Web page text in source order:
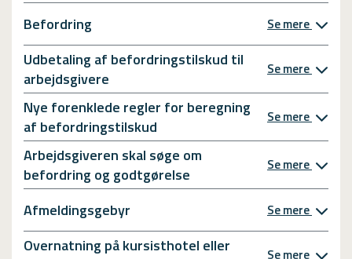
Befordring Se mere
Udbetaling af befordringstilskud til
arbejdsgivere
Se mere
Nye forenklede regler for beregning
af befordringstilskud
Se mere
Arbejdsgiveren skal søge om
befordring og godtgørelse
Se mere
Afmeldingsgebyr Se mere
Overnatning på kursisthotel eller
Se mere